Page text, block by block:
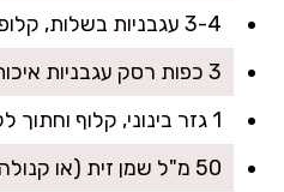
3-4 עגבניות בשלות, קלופות וקצוצות
3 כפות רסק עגבניות איכותי
1 גזר בינוני, קלוף וחתוך לקוביות קטנות
50 מ"ל שמן זית (או קנולה מעודן)